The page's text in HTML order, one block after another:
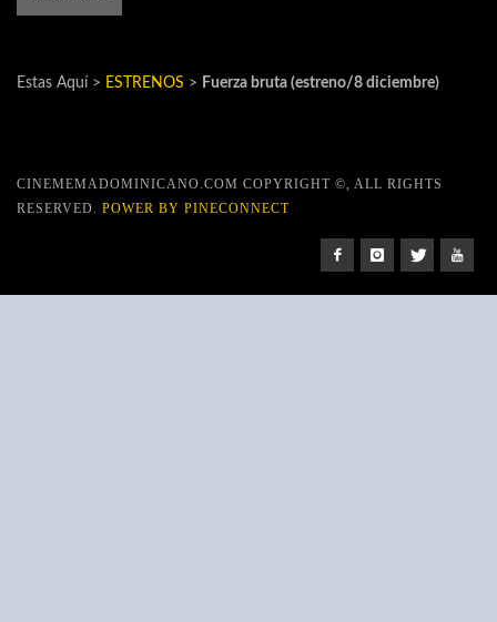
Estas Aquí > ESTRENOS > Fuerza bruta (estreno/8 diciembre)
CINEMEMADOMINICANO.COM COPYRIGHT ©, ALL RIGHTS
RESERVED. POWER BY PINECONNECT